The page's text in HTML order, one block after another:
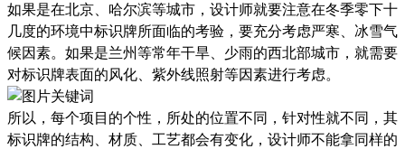
如果是在北京、哈尔滨等城市，设计师就要注意在冬季零下十
几度的环境中标识牌所面临的考验，要充分考虑严寒、冰雪气
候因素。如果是兰州等常年干旱、少雨的西北部城市，就需要
对标识牌表面的风化 、紫外线照射等因素进行考虑。
所以 ， 每个项目的个性 ， 所处的位置不同 ， 针对性就不同 ，其
标识牌的结构、材质、工艺都会有变化，设计师不能拿同样的